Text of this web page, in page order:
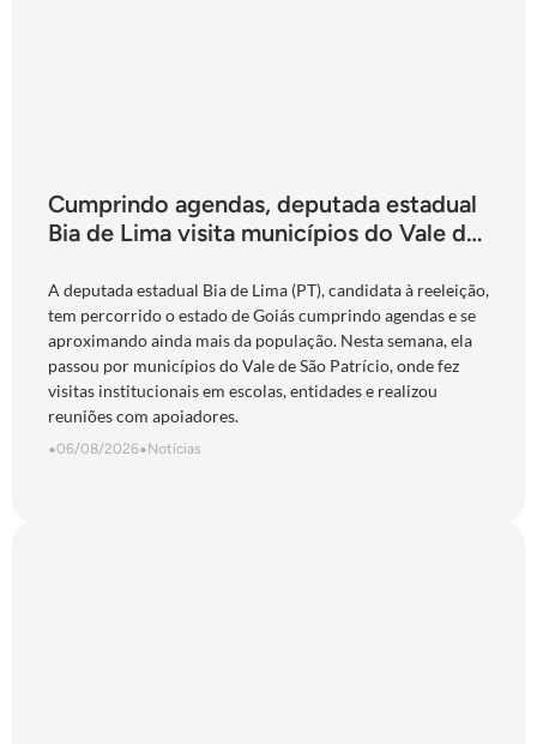
Cumprindo agendas, deputada estadual
Bia de Lima visita municípios do Vale do
A deputada estadual Bia de Lima (PT), candidata à reeleição,
tem percorrido o estado de Goiás cumprindo agendas e se
aproximando ainda mais da população. Nesta semana, ela
passou por municípios do Vale de São Patrício, onde fez
visitas institucionais em escolas, entidades e realizou
reuniões com apoiadores.
•06/08/2026•Notícias